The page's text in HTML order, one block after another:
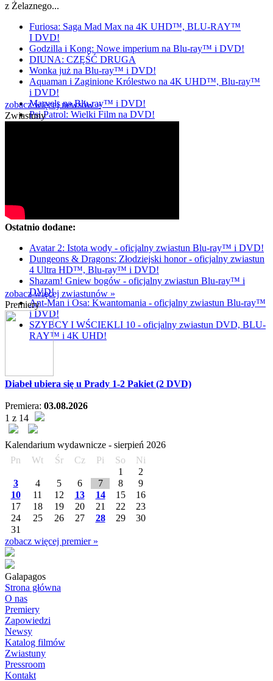
z Żelaznego...
Furiosa: Saga Mad Max na 4K UHD™, BLU-RAY™
I DVD!
Godzilla i Kong: Nowe imperium na Blu-ray™ i DVD!
DIUNA: CZĘŚĆ DRUGA
Wonka już na Blu-ray™ i DVD!
Aquaman i Zaginione Królestwo na 4K UHD™, Blu-ray™
i DVD!
Marvels na Blu-ray™ i DVD!
Psi Patrol: Wielki Film na DVD!
zobacz więcej newsów »
Zwiastuny
Ostatnio dodane:
Avatar 2: Istota wody - oficjalny zwiastun Blu-ray™ i DVD!
Dungeons & Dragons: Złodziejski honor - oficjalny zwiastun
4 Ultra HD™, Blu-ray™ i DVD!
Shazam! Gniew bogów - oficjalny zwiastun Blu-ray™ i
DVD!
Ant-Man i Osa: Kwantomania - oficjalny zwiastun Blu-ray™
i DVD!
SZYBCY I WŚCIEKLI 10 - oficjalny zwiastun DVD, BLU-
RAY™ i 4K UHD!
zobacz więcej zwiastunów »
Premiery
Diabeł ubiera się u Prady 1-2 Pakiet (2 DVD)
Premiera: 03.08.2026
1 z 14
Kalendarium wydawnicze - sierpień 2026
Pn
Wt Śr Cz Pi So
Ni
1
2
3
4 5 6 7 8
9
10
11 12 13 14 15
16
17
18 19 20 21 22
23
24
25 26 27 28 29
30
31
zobacz więcej premier »
Galapagos
Strona główna
O nas
Premiery
Zapowiedzi
Newsy
Katalog filmów
Zwiastuny
Pressroom
Kontakt